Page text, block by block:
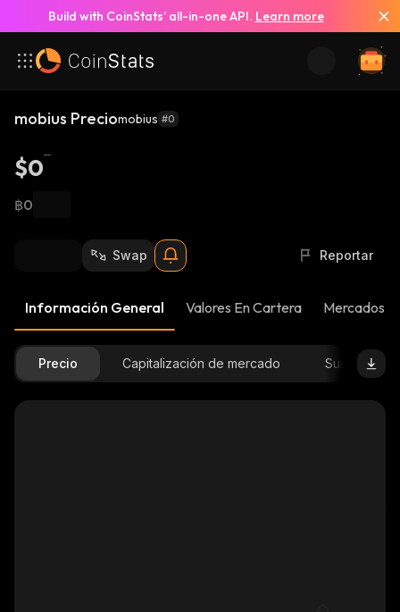
Build with CoinStats’ all-in-one API. Learn more
mobius Preciomobius #0
$0
฿0
Swap Reportar
Información General Valores En Cartera Mercados
Precio Capitalización de mercado Suministro